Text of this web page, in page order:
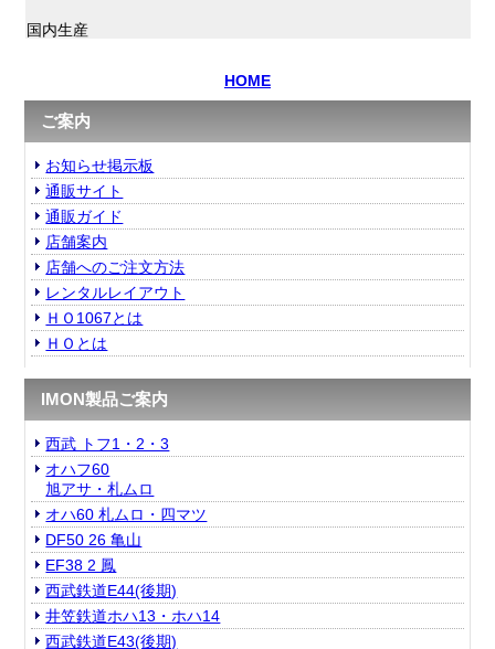
国内生産
HOME
ご案内
お知らせ掲示板
通販サイト
通販ガイド
店舗案内
店舗へのご注文方法
レンタルレイアウト
ＨＯ1067とは
ＨＯとは
IMON製品ご案内
西武 トフ1・2・3
オハフ60
旭アサ・札ムロ
オハ60 札ムロ・四マツ
DF50 26 亀山
EF38 2 鳳
西武鉄道E44(後期)
井笠鉄道ホハ13・ホハ14
西武鉄道E43(後期)